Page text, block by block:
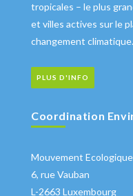
tropicales – le plus
et villes actives sur le
changement climatique.
PLUS D'INFO
Coordination
Mouvement Ecologique
6, rue Vauban
L-2663 Luxembourg